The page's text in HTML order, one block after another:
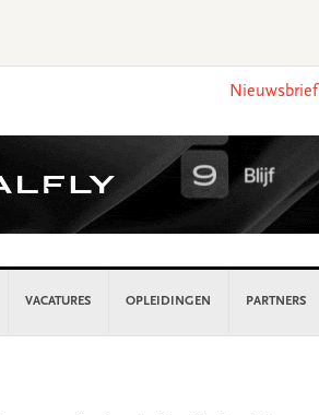
Nieuwsbrief
VACATURES OPLEIDINGEN PARTNERS